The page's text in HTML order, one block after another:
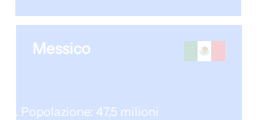
Popolazione: 47,5 milioni
Messico